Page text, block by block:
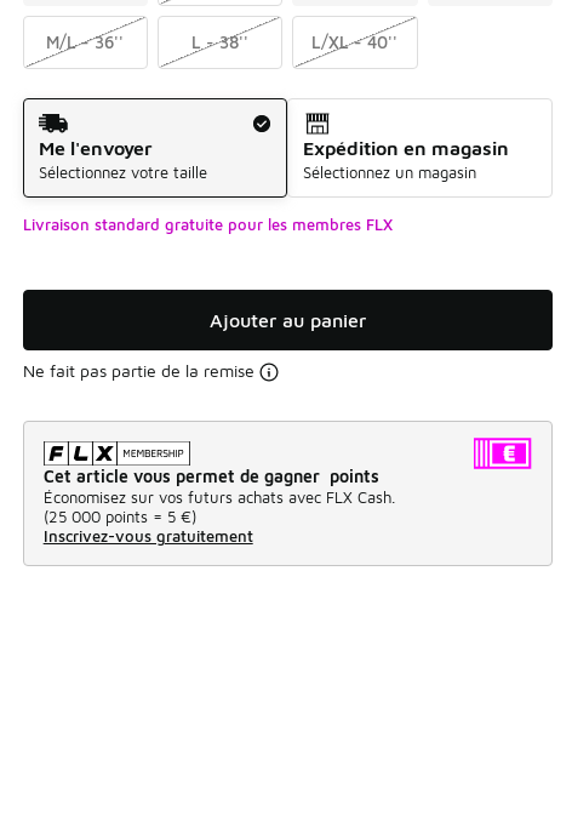
M/L - 36'' L - 38'' L/XL - 40''
Mode d'expédition
Me l'envoyer
Sélectionnez votre taille
Expédition en magasin
Sélectionnez un magasin
Livraison standard gratuite pour les membres FLX
Ajouter au panier
Ne fait pas partie de la remise
Cet article vous permet de gagner points
Économisez sur vos futurs achats avec FLX Cash.
(25 000 points = 5 €)
Inscrivez-vous gratuitement